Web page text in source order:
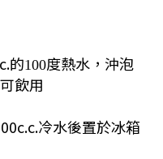
的100度熱水， 沖泡
飲用
冷水後置於冰箱